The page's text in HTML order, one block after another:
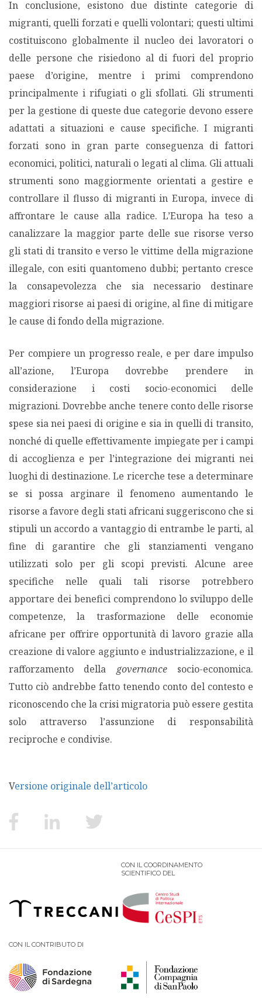
In conclusione, esistono due distinte categorie di
migranti, quelli forzati e quelli volontari; questi ultimi
costituiscono globalmente il nucleo dei lavoratori o
delle persone che risiedono al di fuori del proprio
paese d’origine, mentre i primi comprendono
principalmente i rifugiati o gli sfollati. Gli strumenti
per la gestione di queste due categorie devono essere
adattati a situazioni e cause specifiche. I migranti
forzati sono in gran parte conseguenza di fattori
economici, politici, naturali o legati al clima. Gli attuali
strumenti sono maggiormente orientati a gestire e
controllare il flusso di migranti in Europa, invece di
affrontare le cause alla radice. L’Europa ha teso a
canalizzare la maggior parte delle sue risorse verso
gli stati di transito e verso le vittime della migrazione
illegale, con esiti quantomeno dubbi; pertanto cresce
la consapevolezza che sia necessario destinare
maggiori risorse ai paesi di origine, al fine di mitigare
le cause di fondo della migrazione.
Per compiere un progresso reale, e per dare impulso
all’azione, l’Europa dovrebbe prendere in
considerazione i costi socio-economici delle
migrazioni. Dovrebbe anche tenere conto delle risorse
spese sia nei paesi di origine e sia in quelli di transito,
nonché di quelle effettivamente impiegate per i campi
di accoglienza e per l’integrazione dei migranti nei
luoghi di destinazione. Le ricerche tese a determinare
se si possa arginare il fenomeno aumentando le
risorse a favore degli stati africani suggeriscono che si
stipuli un accordo a vantaggio di entrambe le parti, al
fine di garantire che gli stanziamenti vengano
utilizzati solo per gli scopi previsti. Alcune aree
specifiche nelle quali tali risorse potrebbero
apportare dei benefici comprendono lo sviluppo delle
competenze, la trasformazione delle economie
africane per offrire opportunità di lavoro grazie alla
creazione di valore aggiunto e industrializzazione, e il
rafforzamento della governancesocio-economica.
Tutto ciò andrebbe fatto tenendo conto del contesto e
riconoscendo che la crisi migratoria può essere gestita
solo attraverso l’assunzione di responsabilità
reciproche e condivise.
Versione originale dell’articolo
CON IL COORDINAMENTO
SCIENTIFICO DEL
CON IL CONTRIBUTO DI